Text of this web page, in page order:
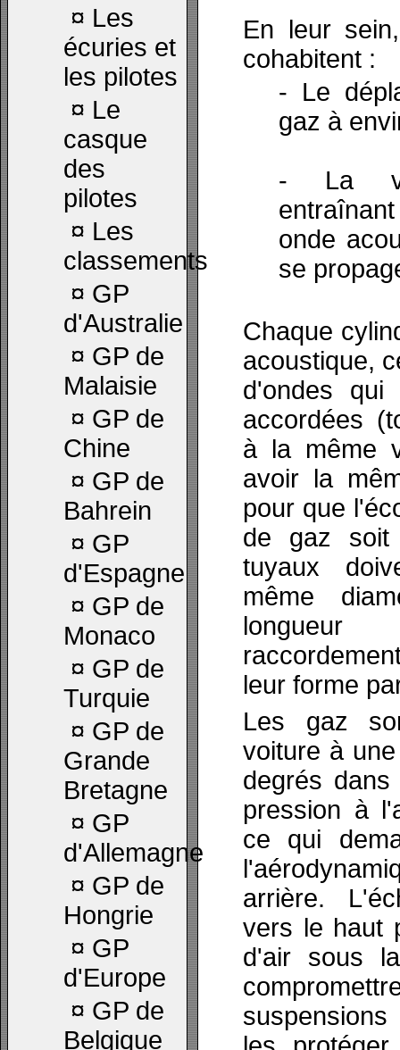
¤ Les
écuries et
les pilotes
¤ Le
casque
des
pilotes
¤ Les
classements
¤ GP
d'Australie
¤ GP de
Malaisie
¤ GP de
Chine
¤ GP de
Bahrein
¤ GP
d'Espagne
¤ GP de
Monaco
¤ GP de
Turquie
¤ GP de
Grande
Bretagne
¤ GP
d'Allemagne
¤ GP de
Hongrie
¤ GP
d'Europe
¤ GP de
Belgique
En leur
cohabitent :
- Le
gaz à
- La
onde
se
Chaque
acoustique,
d'ondes qui
accordées
à la même
avoir la
pour que
de gaz soit
tuyaux
même
leur forme
Les gaz
voiture à
degrés
pression à
ce qui
arrière.
vers le haut
d'air sous